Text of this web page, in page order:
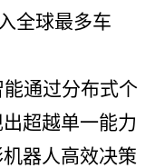
全球最多车
通过分布式个
超越单一能力
器人高效决策